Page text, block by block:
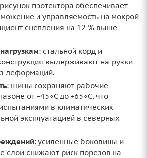
протектора обеспечивает
и управляемость на мокрой
сцепления на 12 % выше
: стальной корд и
выдерживают нагрузки
деформаций.
: шины сохраняют рабочие
от −45∘C до +65∘C, что
в климатических
эксплуатацией в северных
: усиленные боковины и
слои снижают риск порезов на